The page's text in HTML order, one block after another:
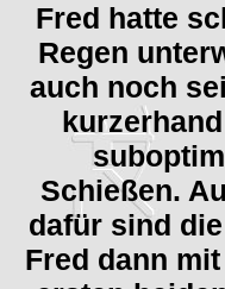
Fred hatte
Regen
auch noch
Schießen.
dafür sind
Fred dann